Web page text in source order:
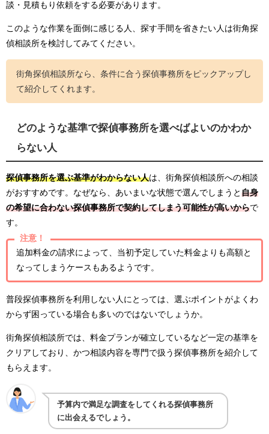
談・見積もり依頼をする必要があります。
このような作業を面倒に感じる人、探す手間を省きたい人は街角探
偵相談所を検討してみてください。
街角探偵相談所なら、条件に合う探偵事務所をピックアップし
て紹介してくれます。
どのような基準で探偵事務所を選べばよいのかわか
らない人
探偵事務所を選ぶ基準がわからない人は、街角探偵相談所への相談
がおすすめです。なぜなら、あいまいな状態で選んでしまうと 自身
の希望に合わない探偵事務所で契約してしまう可能性が高いからで
す。
注意！
追加料金の請求によって、当初予定していた料金よりも高額と
なってしまうケースもあるようです。
普段探偵事務所を利用しない人にとっては、選ぶポイントがよくわ
からず困っている場合も多いのではないでしょうか。
街角探偵相談所では、料金プランが確立しているなど一定の基準を
クリアしており、かつ相談内容を専門で扱う探偵事務所を紹介して
もらえます。
予算内で満足な調査をしてくれる探偵事務所
に出会えるでしょう。